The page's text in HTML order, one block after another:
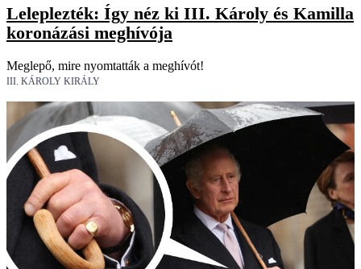
Leleplezték: Így néz ki III. Károly és Kamilla
koronázási meghívója
Meglepő, mire nyomtatták a meghívót!
III. KÁROLY KIRÁLY